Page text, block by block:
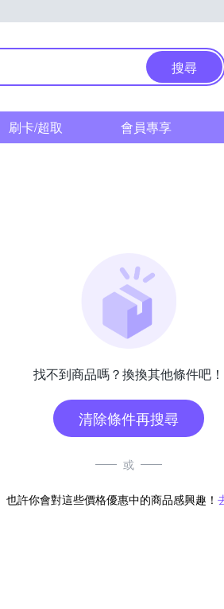
搜尋
刷卡/超取 會員專享
找不到商品嗎？換換其他條件吧！
清除條件再搜尋
或
也許你會對這些價格優惠中的商品感興趣！